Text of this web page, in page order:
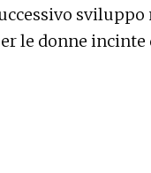
le donne